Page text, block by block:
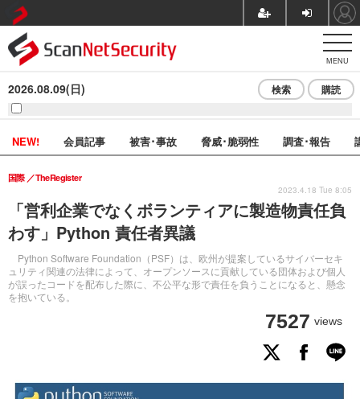
MENU
2026.08.09(日) 検索 購読
NEW! 会員記事 被害･事故 脅威･脆弱性 調査･報告
「営利企業でなくボランティアに製造物責任負
わす」Python 責任者異議
Python Software Foundation（PSF）は、欧州が提案しているサイバーセキ
ュリティ関連の法律によって、オープンソースに貢献している団体および個人
が誤ったコードを配布した際に、不公平な形で責任を負うことになると、懸念
を抱いている。
国際 TheRegister
7527 views
2023.4.18 Tue 8:05